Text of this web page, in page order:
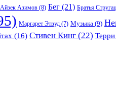
Айзек Азимов (8) Бег (21) Братья
Маргарет Этвуд (7) Музыка (9)
(16) Стивен Кинг (22)